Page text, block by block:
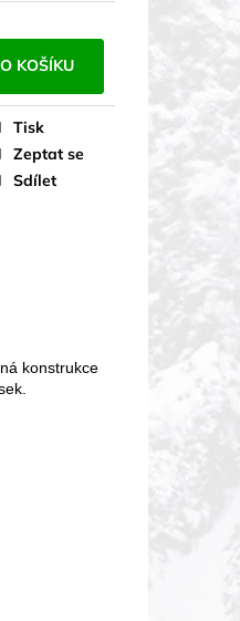
KOŠÍKU
Tisk
Zeptat se
Sdílet
konstrukce